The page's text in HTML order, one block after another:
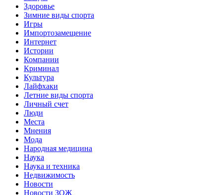
Здоровье
Зимние виды спорта
Игры
Импортозамещение
Интернет
Истории
Компании
Криминал
Культура
Лайфхаки
Летние виды спорта
Личный счет
Люди
Места
Мнения
Мода
Народная медицина
Наука
Наука и техника
Недвижимость
Новости
Новости ЗОЖ